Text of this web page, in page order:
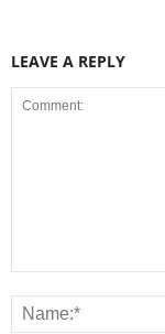
LEAVE A REPLY